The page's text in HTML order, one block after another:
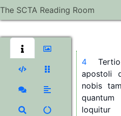
The SCTA Reading Roomtenebras
4 Tertio
apostoli
nobis
quantum
loquitur